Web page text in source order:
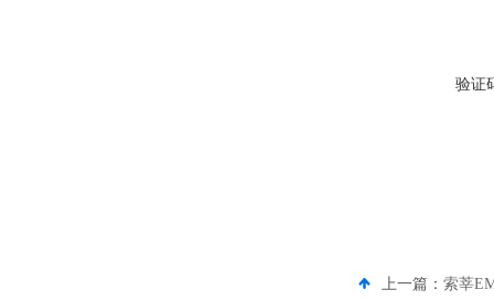
验证
上一篇： 索莘